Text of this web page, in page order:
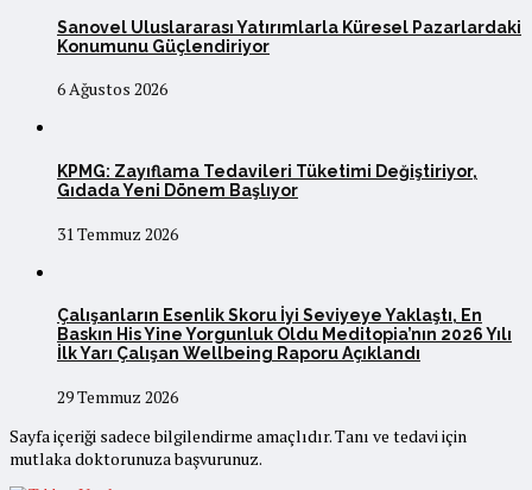
Sanovel Uluslararası Yatırımlarla Küresel Pazarlardaki
Konumunu Güçlendiriyor
6 Ağustos 2026
KPMG: Zayıflama Tedavileri Tüketimi Değiştiriyor,
Gıdada Yeni Dönem Başlıyor
31 Temmuz 2026
Çalışanların Esenlik Skoru İyi Seviyeye Yaklaştı, En
Baskın His Yine Yorgunluk Oldu Meditopia’nın 2026 Yılı
İlk Yarı Çalışan Wellbeing Raporu Açıklandı
29 Temmuz 2026
Sayfa içeriği sadece bilgilendirme amaçlıdır. Tanı ve tedavi için
mutlaka doktorunuza başvurunuz.